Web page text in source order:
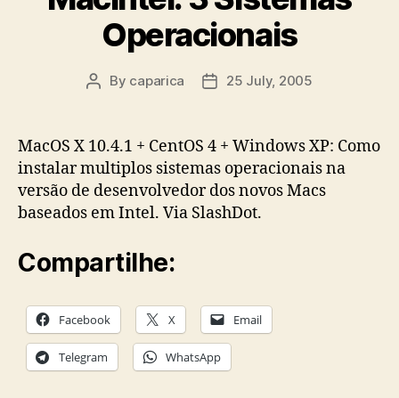
Operacionais
Post
By caparica
Post25 July, 2005
MacOS X 10.4.1 + CentOS 4 + Windows XP: Como
instalar multiplos sistemas operacionais na
versão de desenvolvedor dos novos Macs
baseados em Intel. Via SlashDot.
Compartilhe:
Facebook X Email
Telegram WhatsApp